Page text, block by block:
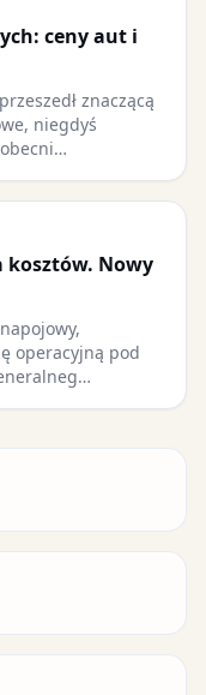
ceny aut i
znaczącą
niegdyś
kosztów. Nowy
operacyjną pod